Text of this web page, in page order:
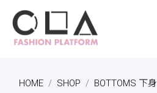
HOME SHOP BOTTOMS 下身